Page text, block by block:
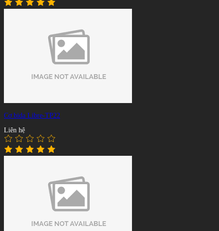
Cơ bida Libre-TP22
Liên hệ